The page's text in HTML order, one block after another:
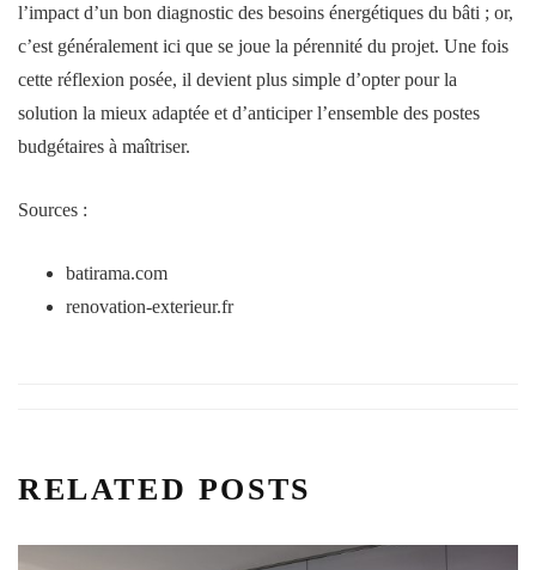
l’impact d’un bon diagnostic des besoins énergétiques du bâti ; or,
c’est généralement ici que se joue la pérennité du projet. Une fois
cette réflexion posée, il devient plus simple d’opter pour la
solution la mieux adaptée et d’anticiper l’ensemble des postes
budgétaires à maîtriser.
Sources :
batirama.com
renovation-exterieur.fr
RELATED POSTS